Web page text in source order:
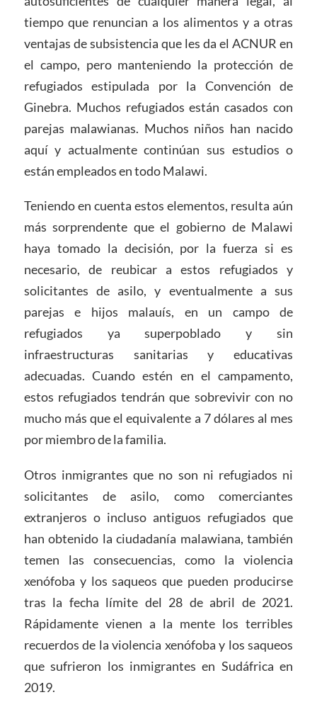
tiempo que renuncian a los alimentos y a otras
ventajas de subsistencia que les da el ACNUR en
el campo, pero manteniendo la protección de
refugiados estipulada por la Convención de
Ginebra. Muchos refugiados están casados con
parejas malawianas. Muchos niños han nacido
aquí y actualmente continúan sus estudios o
están empleados en todo Malawi.
Teniendo en cuenta estos elementos, resulta aún
más sorprendente que el gobierno de Malawi
haya tomado la decisión, por la fuerza si es
necesario, de reubicar a estos refugiados y
solicitantes de asilo, y eventualmente a sus
parejas e hijos malauís, en un campo de
refugiados ya superpoblado y sin
infraestructuras sanitarias y educativas
adecuadas. Cuando estén en el campamento,
estos refugiados tendrán que sobrevivir con no
mucho más que el equivalente a 7 dólares al mes
por miembro de la familia.
Otros inmigrantes que no son ni refugiados ni
solicitantes de asilo, como comerciantes
extranjeros o incluso antiguos refugiados que
han obtenido la ciudadanía malawiana, también
temen las consecuencias, como la violencia
xenófoba y los saqueos que pueden producirse
tras la fecha límite del 28 de abril de 2021.
Rápidamente vienen a la mente los terribles
recuerdos de la violencia xenófoba y los saqueos
que sufrieron los inmigrantes en Sudáfrica en
2019.